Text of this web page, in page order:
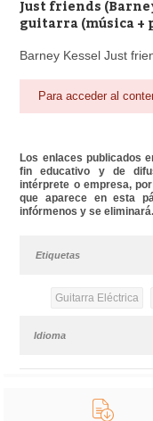
Área personal
Just friends
guitarra (música +
Barney Kessel Just
Para acceder al
Los enlaces publicados
fin educativo y de
intérprete o empresa,
que aparece en esta
infórmenos y se eliminará.
Etiquetas
Guitarra Eléctrica
Idioma